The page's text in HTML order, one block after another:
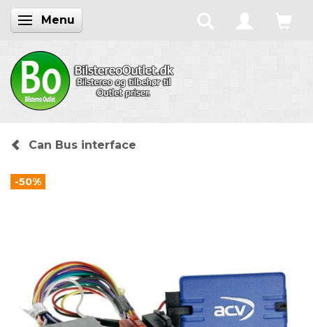
Skifte navigation
Menu
Can Bus interface
-50%